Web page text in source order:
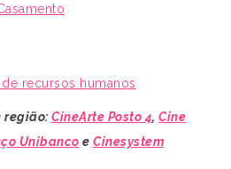
recursos humanos
região: CineArte Posto 4, Cine
Unibanco e Cinesystem